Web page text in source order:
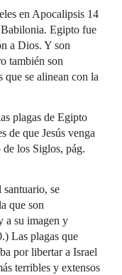
en Apocalipsis 14
Babilonia. Egipto fue
a Dios. Y son
también son
que se alinean con la
plagas de Egipto
de que Jesús venga
los Siglos, pág.
se
que son
a su imagen y
Las plagas que
por libertar a Israel
terribles y extensos